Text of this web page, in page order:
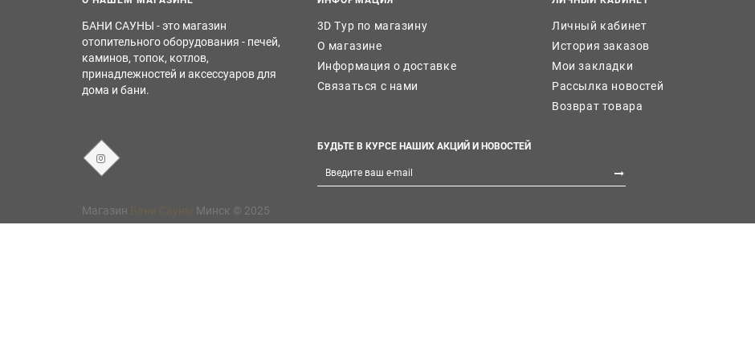
БАНИ САУНЫ - это магазин
отопительного оборудования - печей,
каминов, топок, котлов,
принадлежностей и аксессуаров для
дома и бани.
3D Тур по магазину
О магазине
Информация о доставке
Связаться с нами
Личный кабинет
История заказов
Мои закладки
Рассылка новостей
Возврат товара
БУДЬТЕ В КУРСЕ НАШИХ АКЦИЙ И НОВОСТЕЙ
Магазин Минск © 2025